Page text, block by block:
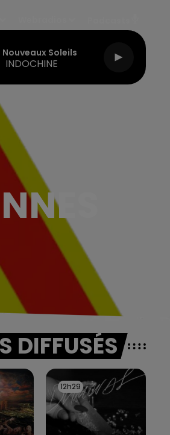
Nouveaux Soleils
INDOCHINE
DIFFUSÉS
12h29
12h29